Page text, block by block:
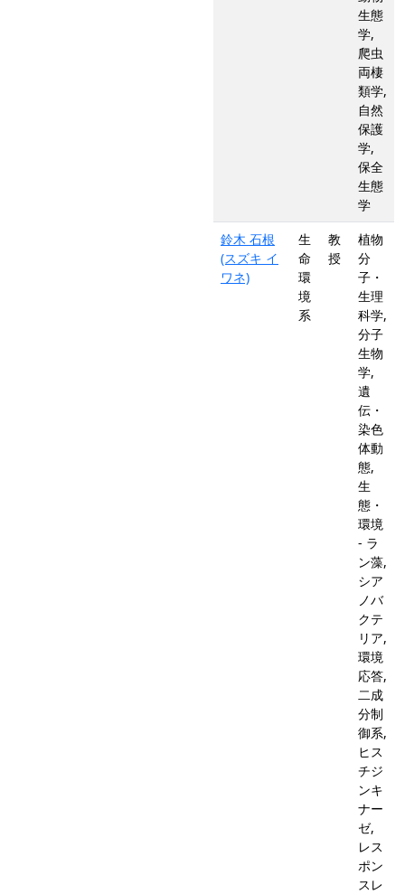
生態
学,
爬虫
両棲
類学,
自然
保護
学,
保全
生態
学
鈴木 石根
(スズキ イ
ワネ)
生
命
環
境
系
教
授
植物
分
子・
生理
科学,
分子
生物
学,
遺
伝・
染色
体動
態,
生
態・
環境
- ラ
ン藻,
シア
ノバ
クテ
リア,
環境
応答,
二成
分制
御系,
ヒス
チジ
ンキ
ナー
ゼ,
レス
ポン
スレ